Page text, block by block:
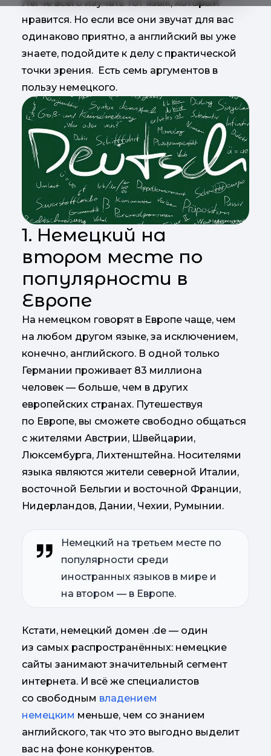
Легче всего изучать тот язык, который
нравится. Но если все они звучат для вас
одинаково приятно, а английский вы уже
знаете, подойдите к делу с практической
точки зрения. Есть семь аргументов в
пользу немецкого.
1. Немецкий на
втором месте по
популярности в
Европе
На немецком говорят в Европе чаще, чем
на любом другом языке, за исключением,
конечно, английского. В одной только
Германии проживает 83 миллиона
человек — больше, чем в других
европейских странах. Путешествуя
по Европе, вы сможете свободно общаться
с жителями Австрии, Швейцарии,
Люксембурга, Лихтенштейна. Носителями
языка являются жители северной Италии,
восточной Бельгии и восточной Франции,
Нидерландов, Дании, Чехии, Румынии.
Немецкий на третьем месте по
популярности среди
иностранных языков в мире и
на втором — в Европе.
Кстати, немецкий домен .de — один
из самых распространённых: немецкие
сайты занимают значительный сегмент
интернета. И всё же специалистов
со свободным владением
немецким меньше, чем со знанием
английского, так что это выгодно выделит
вас на фоне конкурентов.